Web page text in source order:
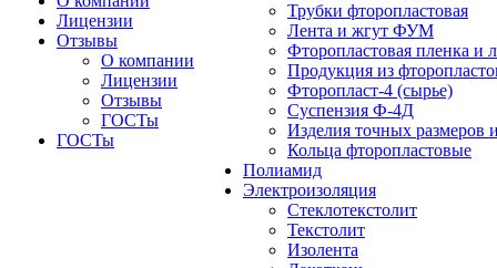
Лицензии
Отзывы
О компании
Лицензии
Отзывы
ГОСТы
ГОСТы
Трубки фторопластовая
Лента и жгут ФУМ
Фторопластовая пленка и
Продукция из
Фторопласт-4 (сырье)
Суспензия Ф-4Д
Изделия точных размеров
Кольца фторопластовые
Полиамид
Электроизоляция
Стеклотекстолит
Текстолит
Изолента